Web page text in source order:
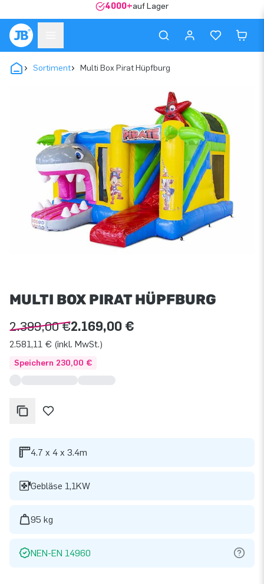
4000+auf Lager
Sortiment Multi Box Pirat Hüpfburg
MULTI BOX PIRAT HÜPFBURG
2.399,00 €2.169,00 €
2.581,11 € (inkl. MwSt.)
Speichern 230,00 €
4.7 x 4 x 3.4m
Gebläse 1,1KW
95 kg
NEN-EN 14960